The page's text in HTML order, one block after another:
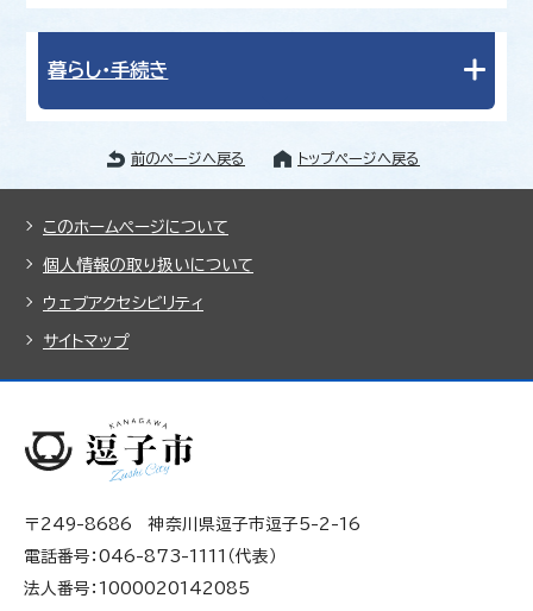
暮らし・手続き
前のページへ戻る トップページへ戻る
このホームページについて
個人情報の取り扱いについて
ウェブアクセシビリティ
サイトマップ
〒249-8686 神奈川県逗子市逗子5-2-16
電話番号：046-873-1111（代表）
法人番号：1000020142085